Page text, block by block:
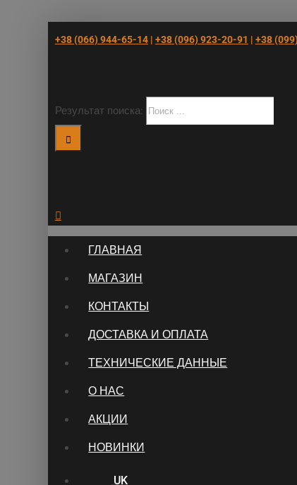
+38 (066) 944-65-14| +38 (096) 923-20-91 | +38
Результат поиска:
ГЛАВНАЯ
МАГАЗИН
КОНТАКТЫ
ДОСТАВКА И ОПЛАТА
ТЕХНИЧЕСКИЕ ДАННЫЕ
О НАС
АКЦИИ
НОВИНКИ
UK